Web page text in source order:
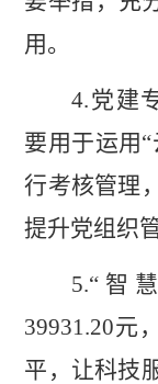
用 。
4.党建
要用于运用 “
行考核管理
提升党组织
5.“ 智
39931.20元
平，让科技